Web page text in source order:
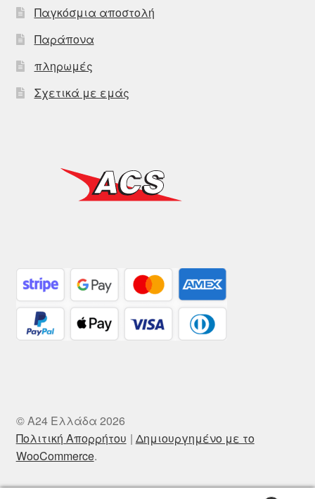
Παγκόσμια αποστολή
Παράπονα
πληρωμές
Σχετικά με εμάς
© A24 Ελλάδα 2026
Πολιτική Απορρήτου
Δημιουργημένο με το
WooCommerce.